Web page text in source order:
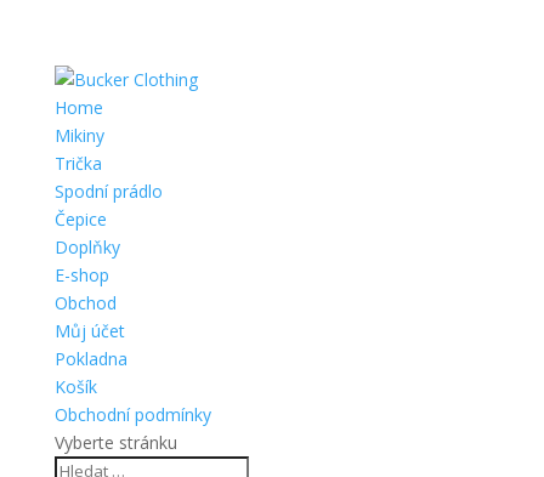
Home
Mikiny
Trička
Spodní prádlo
Čepice
Doplňky
E-shop
Obchod
Můj účet
Pokladna
Košík
Obchodní podmínky
Vyberte stránku